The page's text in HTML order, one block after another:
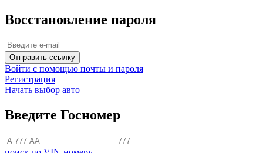
Восстановление пароля
Отправить ссылку
Войти с помощью почты и пароля
Регистрация
Начать выбор авто
Введите Госномер